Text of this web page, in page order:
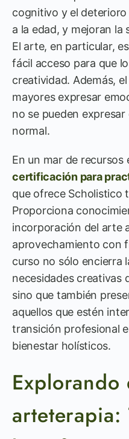
cognitivo y el
a la edad, y mejoran la
El arte, en particular,
fácil acceso para que
creatividad. Además,
mayores expresar
no se pueden
normal.
En un mar de recursos
certificación para
que ofrece Scholistico
Proporciona
incorporación del arte
aprovechamiento con
curso no sólo encierra
necesidades creativas
sino que también
aquellos que estén
transición profesional
bienestar holísticos.
Explorando
arteterapia: